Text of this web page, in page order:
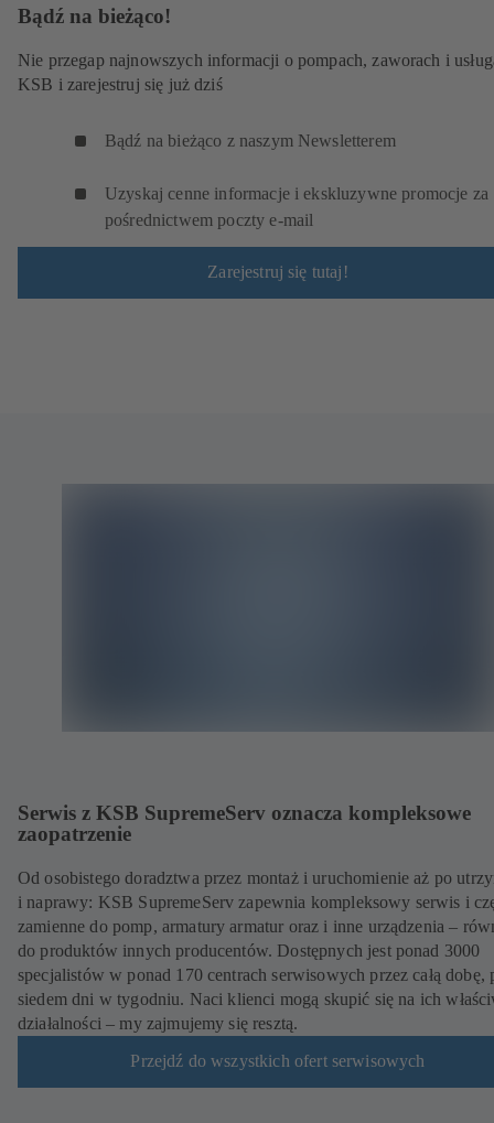
Bądź na bieżąco!
Nie przegap najnowszych informacji o pompach, zaworach i
KSB i zarejestruj się już dziś
Bądź na bieżąco z naszym Newsletterem
Uzyskaj cenne informacje i ekskluzywne promocje za
pośrednictwem poczty e-mail
Zarejestruj się tutaj!
Serwis z KSB SupremeServ oznacza kompleksowe
zaopatrzenie
Od osobistego doradztwa przez montaż i uruchomienie aż po
i naprawy: KSB SupremeServ zapewnia kompleksowy serwis i
zamienne do pomp, armatury armatur oraz i inne urządzenia –
do produktów innych producentów. Dostępnych jest ponad 3000
specjalistów w ponad 170 centrach serwisowych przez całą dobę,
siedem dni w tygodniu. Naci klienci mogą skupić się na ich
działalności – my zajmujemy się resztą.
Przejdź do wszystkich ofert serwisowych